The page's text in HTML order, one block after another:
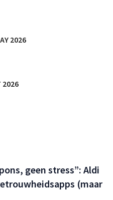
2026
2026
geen stress”: Aldi
(maar